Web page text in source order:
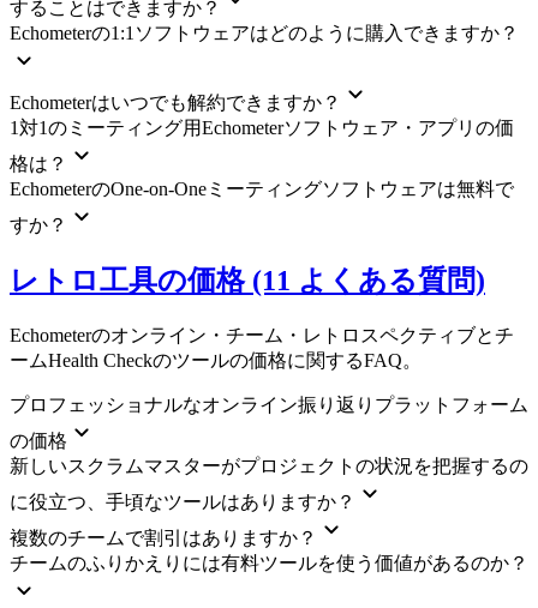
することはできますか？
Echometerの1:1ソフトウェアはどのように購入できますか？
Echometerはいつでも解約できますか？
1対1のミーティング用Echometerソフトウェア・アプリの価
格は？
EchometerのOne-on-Oneミーティングソフトウェアは無料で
すか？
レトロ工具の価格 (11 よくある質問)
Echometerのオンライン・チーム・レトロスペクティブとチ
ームHealth Checkのツールの価格に関するFAQ。
プロフェッショナルなオンライン振り返りプラットフォーム
の価格
新しいスクラムマスターがプロジェクトの状況を把握するの
に役立つ、手頃なツールはありますか？
複数のチームで割引はありますか？
チームのふりかえりには有料ツールを使う価値があるのか？